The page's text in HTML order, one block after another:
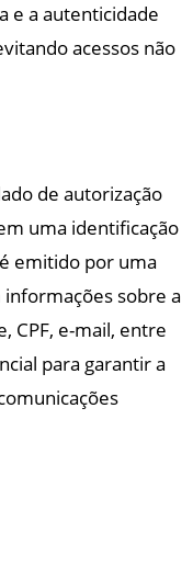
e a autenticidade
acessos não
de autorização
uma identificação
emitido por uma
sobre a
CPF, e-mail, entre
para garantir a